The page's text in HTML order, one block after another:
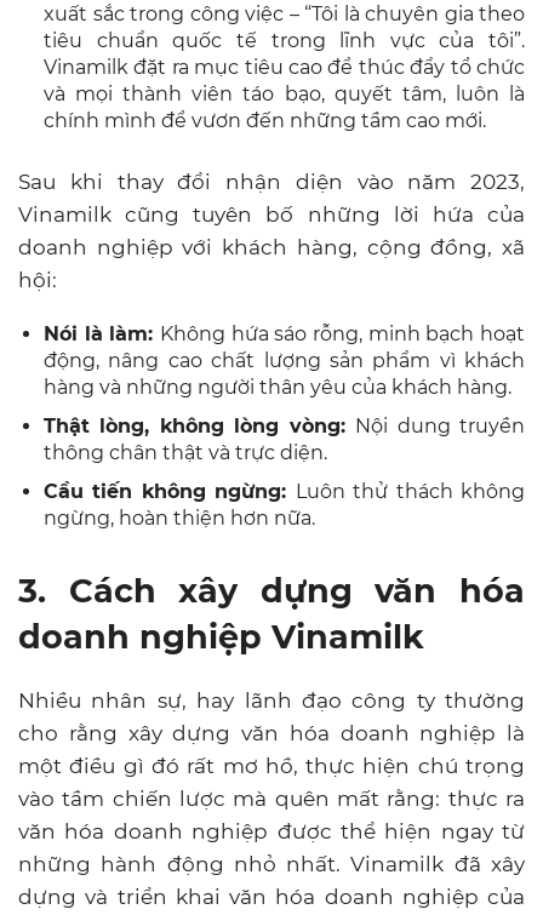
xuất sắc trong công việc – “Tôi là chuyên gia theo
tiêu chuẩn quốc tế trong lĩnh vực của tôi”.
Vinamilk đặt ra mục tiêu cao để thúc đẩy tổ chức
và mọi thành viên táo bạo, quyết tâm, luôn là
chính mình để vươn đến những tầm cao mới.
Sau khi thay đổi nhận diện vào năm 2023,
Vinamilk cũng tuyên bố những lời hứa của
doanh nghiệp với khách hàng, cộng đồng, xã
hội:
Nói là làm: Không hứa sáo rỗng, minh bạch hoạt
động, nâng cao chất lượng sản phẩm vì khách
hàng và những người thân yêu của khách hàng.
Thật lòng, không lòng vòng: Nội dung truyền
thông chân thật và trực diện.
Cầu tiến không ngừng: Luôn thử thách không
ngừng, hoàn thiện hơn nữa.
3. Cách xây dựng văn hóa
doanh nghiệp Vinamilk
Nhiều nhân sự, hay lãnh đạo công ty thường
cho rằng xây dựng văn hóa doanh nghiệp là
một điều gì đó rất mơ hồ, thực hiện chú trọng
vào tầm chiến lược mà quên mất rằng: thực ra
văn hóa doanh nghiệp được thể hiện ngay từ
những hành động nhỏ nhất.Vinamilk đã xây
dựng và triển khai văn hóa doanh nghiệp của